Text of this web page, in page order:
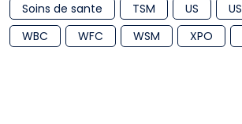
Soins de sante
TSM US US
WBC
WFC WSM XPO